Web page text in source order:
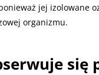
jej izolowane
organizmu.
się